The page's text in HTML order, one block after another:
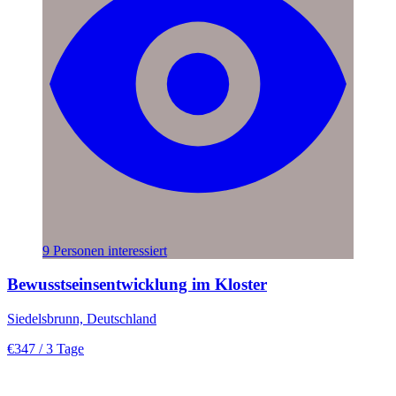
9 Personen interessiert
Bewusstseinsentwicklung im Kloster
Siedelsbrunn, Deutschland
€347 / 3 Tage